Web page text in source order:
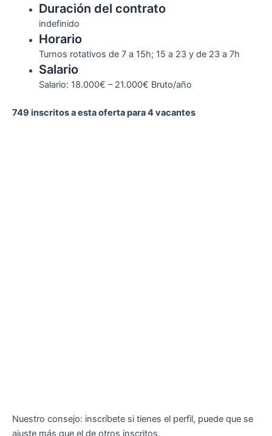
Duración del contrato
indefinido
Horario
Turnos rotativos de 7 a 15h; 15 a 23 y de 23 a 7h
Salario
Salario: 18.000€ – 21.000€ Bruto/año
749 inscritos a esta oferta para 4 vacantes
Nuestro consejo: inscríbete si tienes el perfil, puede que se
ajuste más que el de otros inscritos.